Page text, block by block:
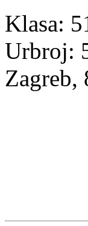
Klasa:
Urbroj:
Zagreb,